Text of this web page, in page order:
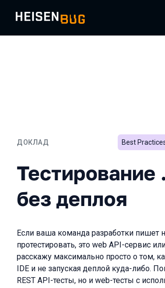
ДОКЛАД
Тестирование
Best
Тестирование
без деплоя
Если ваша команда разработки пишет
протестировать, это web API-сервис
расскажу максимально просто о том,
IDE и не запуская деплой куда-либо.
REST API-тесты, но и web-тесты с